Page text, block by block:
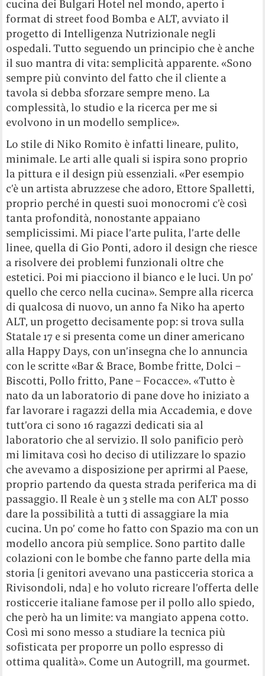
cucina dei Bulgari Hotel nel mondo, aperto i
format di street food Bomba e ALT, avviato il
progetto di Intelligenza Nutrizionale negli
ospedali. Tutto seguendo un principio che è anche
il suo mantra di vita: semplicità apparente. «Sono
sempre più convinto del fatto che il cliente a
tavola si debba sforzare sempre meno. La
complessità, lo studio e la ricerca per me si
evolvono in un modello semplice».
Lo stile di Niko Romito è infatti lineare, pulito,
minimale. Le arti alle quali si ispira sono proprio
la pittura e il design più essenziali. «Per esempio
c’è un artista abruzzese che adoro, Ettore Spalletti,
proprio perché in questi suoi monocromi c’è così
tanta profondità, nonostante appaiano
semplicissimi. Mi piace l’arte pulita, l’arte delle
linee, quella di Gio Ponti, adoro il design che riesce
a risolvere dei problemi funzionali oltre che
estetici. Poi mi piacciono il bianco e le luci. Un po’
quello che cerco nella cucina». Sempre alla ricerca
di qualcosa di nuovo, un anno fa Niko ha aperto
ALT, un progetto decisamente pop: si trova sulla
Statale 17 e si presenta come un diner americano
alla Happy Days, con un’insegna che lo annuncia
con le scritte «Bar & Brace, Bombe fritte, Dolci –
Biscotti, Pollo fritto, Pane – Focacce». «Tutto è
nato da un laboratorio di pane dove ho iniziato a
far lavorare i ragazzi della mia Accademia, e dove
tutt’ora ci sono 16 ragazzi dedicati sia al
laboratorio che al servizio. Il solo panificio però
mi limitava così ho deciso di utilizzare lo spazio
che avevamo a disposizione per aprirmi al Paese,
proprio partendo da questa strada periferica ma di
passaggio. Il Reale è un 3 stelle ma con ALT posso
dare la possibilità a tutti di assaggiare la mia
cucina. Un po’ come ho fatto con Spazio ma con un
modello ancora più semplice. Sono partito dalle
colazioni con le bombe che fanno parte della mia
storia [i genitori avevano una pasticceria storica a
Rivisondoli, nda] e ho voluto ricreare l’offerta delle
rosticcerie italiane famose per il pollo allo spiedo,
che però ha un limite: va mangiato appena cotto.
Così mi sono messo a studiare la tecnica più
sofisticata per proporre un pollo espresso di
ottima qualità». Come un Autogrill, ma gourmet.